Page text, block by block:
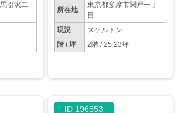
引沢二
所在地
東京都多摩市関戸一丁
目
現況
スケルトン
階 / 坪
2階 / 25.23坪
ID 196553